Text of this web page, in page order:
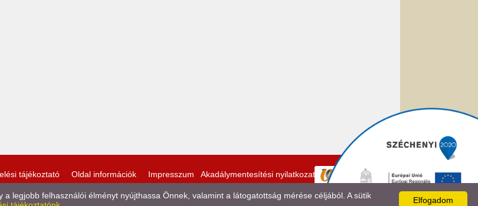
tájékoztató Oldal információk Impresszum Akadálymentesítési nyilatkozat
Elfogadom
legjobb felhasználói élményt nyújthassa Önnek, valamint a látogatottság mérése céljából. A sütik